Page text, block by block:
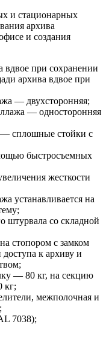
и стационарных
архива
и создания
вдвое при сохранении
архива вдвое при
— двухсторонняя;
— односторонняя
— сплошные стойки с
быстросъемных
жесткости
устанавливается на
штурвала со складной
стопором с замком
к архиву и
— 80 кг, на секцию
кг;
межполочная и
7038);